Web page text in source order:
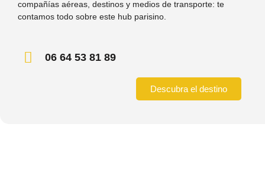
compañías aéreas, destinos y medios de transporte: te
contamos todo sobre este hub parisino.
06 64 53 81 89
Descubra el destino